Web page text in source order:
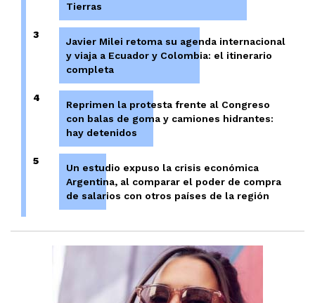
Tierras
3
Javier Milei retoma su agenda internacional
y viaja a Ecuador y Colombia: el itinerario
completa
4
Reprimen la protesta frente al Congreso
con balas de goma y camiones hidrantes:
hay detenidos
5
Un estudio expuso la crisis económica
Argentina, al comparar el poder de compra
de salarios con otros países de la región